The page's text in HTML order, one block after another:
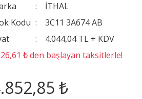
İTHAL
Kodu
3C11 3A674 AB
4.044,04 TL + KDV
₺ den başlayan taksitlerle!
₺